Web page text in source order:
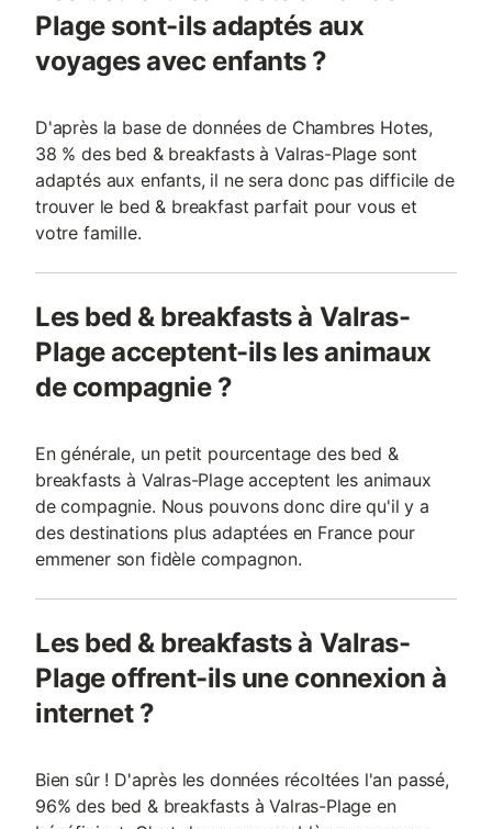
Plage sont-ils adaptés aux
voyages avec enfants ?
D'après la base de données de Chambres Hotes,
38 % des bed & breakfasts à Valras-Plage sont
adaptés aux enfants, il ne sera donc pas difficile de
trouver le bed & breakfast parfait pour vous et
votre famille.
Les bed & breakfasts à Valras-
Plage acceptent-ils les animaux
de compagnie ?
En générale, un petit pourcentage des bed &
breakfasts à Valras-Plage acceptent les animaux
de compagnie. Nous pouvons donc dire qu'il y a
des destinations plus adaptées en France pour
emmener son fidèle compagnon.
Les bed & breakfasts à Valras-
Plage offrent-ils une connexion à
internet ?
Bien sûr ! D'après les données récoltées l'an passé,
96% des bed & breakfasts à Valras-Plage en